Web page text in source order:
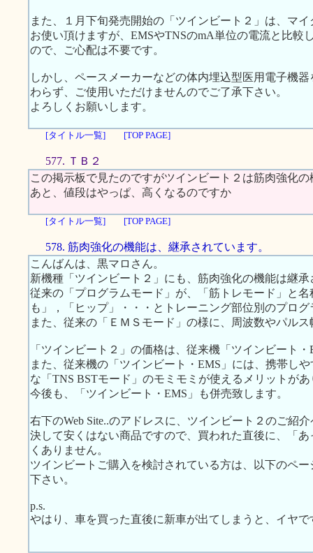
また、１月下旬発売開始の「ツインビート２」は、マ
お使い頂けますが、EMSやTNSのmA単位の電流と比較
ので、ご心配は不要です。
しかし、ペースメーカーなどの体内埋込型医用電子機
わらず、ご使用いただけませんのでご了承下さい。
よろしくお願いします。
[タイトル一覧] [TOP PAGE]
577. ＴＢ２
この掲示板で見たのですがツインビート２は筋肉強化
あと、値段はやっぱ、高くなるのですか
[タイトル一覧] [TOP PAGE]
578. 筋肉強化の機能は、継承されています。
こんばんは、黒マロさん。
新機種「ツインビート２」にも、筋肉強化の機能は継
従来の「プログラムモード」が、「筋トレモード」と
も」，「ヒップ」・・・とトレーニング部位別のプロ
また、従来の「ＥＭＳモード」の様に、周波数やパル
「ツインビート２」の価格は、従来機「ツインビート
また、従来機の「ツインビート・EMS」には、携帯し
な「TNS BSTモード」のモミモミが使えるメリットが
今後も、「ツインビート・EMS」も併売致します。
右下のWeb Site..のアドレスに、ツインビート２のご紹
決して安くはない商品ですので、買われた直後に、「
くありません。
ツインビートご購入を検討されている方は、以下のペ
下さい。
p.s.
やはり、車を買った直後に新車が出てしまうと、イヤ